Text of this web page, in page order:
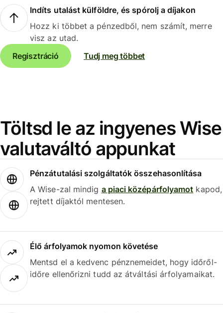
Indíts utalást külföldre, és spórolj a díjakon
Hozz ki többet a pénzedből, nem számít, merre
visz az utad.
Regisztráció
Tudj meg többet
Töltsd le az ingyenes Wise
valutaváltó appunkat
Pénzátutalási szolgáltatók összehasonlítása
A Wise-zal mindig a piaci középárfolyamot kapod,
rejtett díjaktól mentesen.
Élő árfolyamok nyomon követése
Mentsd el a kedvenc pénznemeidet, hogy időről-
időre ellenőrizni tudd az átváltási árfolyamaikat.